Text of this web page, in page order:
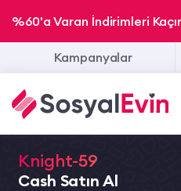
%60'a Varan İndirimleri
Kampanyalar
Knight-59
Cash Satın Al